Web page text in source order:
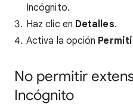
Incógnito.
Haz clic en Detalles.
Activa la opción
No permitir
Incógnito